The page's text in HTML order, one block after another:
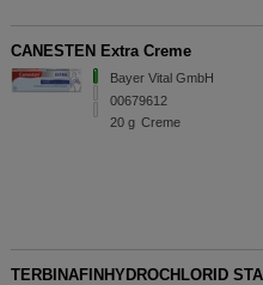
CANESTEN Extra Creme
Bayer Vital GmbH
00679612
20 g Creme
TERBINAFINHYDROCHLORID